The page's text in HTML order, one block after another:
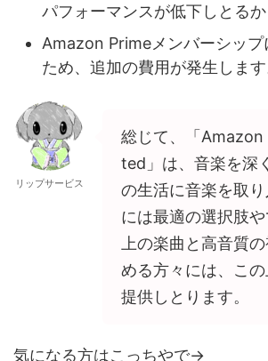
パフォーマンスが低下しとるか
Amazon Primeメンバーシップ
ため、追加の費用が発生します
リップサービス
総じて、「
ted」は、音楽を深
の生活に音楽を取
には最適の選択肢
上の楽曲と高音質
める方々には、こ
提供しとります。
気になる方はこっちやで→